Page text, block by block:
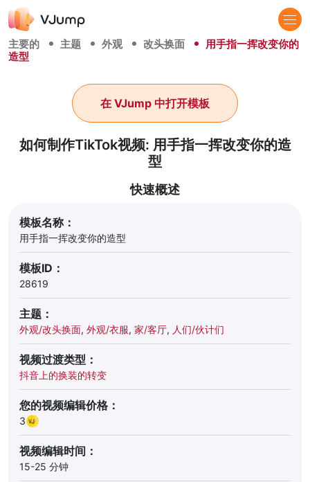
主要的 主题 外观 改头换面
用手指一挥改变你的
造型
如何制作TikTok视频: 用手指一挥改变你的造
型
在 VJump 中打开模板
快速概述
模板名称：
用手指一挥改变你的造型
模板ID：
28619
主题：
外观/改头换面, 外观/衣服, 家/客厅, 人们/伙计们
视频过渡类型：
抖音上的换装的转变
您的视频编辑价格：
3
视频编辑时间：
15-25 分钟